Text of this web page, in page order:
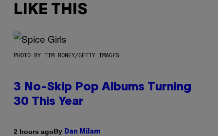
LIKE THIS
PHOTO BY TIM RONEY/GETTY IMAGES
3 No-Skip Pop Albums Turning
30 This Year
2 hours agoBy Dan Milam